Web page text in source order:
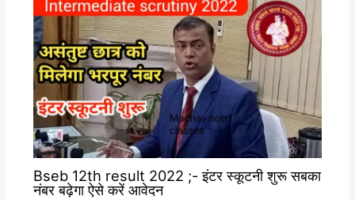
Bseb 12th result 2022 ;- इंटर स्कूटनी शुरू सबका
नंबर बढ़ेगा ऐसे करें आवेदन